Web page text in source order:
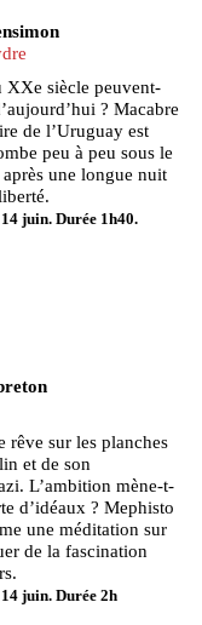
XXe siècle peuvent-
? Macabre
de l’Uruguay est
peu à peu sous le
une longue nuit
14 juin. Durée 1h40.
rêve sur les planches
et de son
L’ambition mène-t-
d’idéaux ? Mephisto
une méditation sur
de la fascination
14 juin. Durée 2h